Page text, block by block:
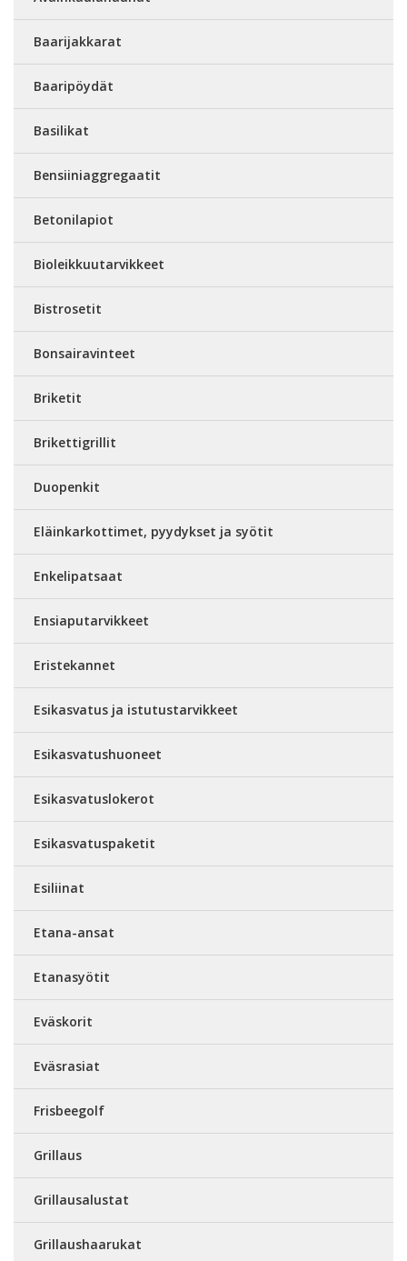
Baarijakkarat
Baaripöydät
Basilikat
Bensiiniaggregaatit
Betonilapiot
Bioleikkuutarvikkeet
Bistrosetit
Bonsairavinteet
Briketit
Brikettigrillit
Duopenkit
Eläinkarkottimet, pyydykset ja syötit
Enkelipatsaat
Ensiaputarvikkeet
Eristekannet
Esikasvatus ja istutustarvikkeet
Esikasvatushuoneet
Esikasvatuslokerot
Esikasvatuspaketit
Esiliinat
Etana-ansat
Etanasyötit
Eväskorit
Eväsrasiat
Frisbeegolf
Grillaus
Grillausalustat
Grillaushaarukat